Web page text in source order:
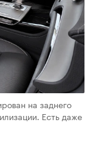
на заднего
Есть даже